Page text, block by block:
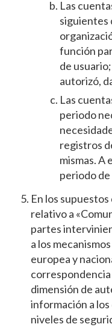
Las
siguientes
función
de
autorizó,
Las
periodo
registros
mismas. A
periodo
En los
relativo a
partes
a los
europea y
dimensión de
información a los
niveles de